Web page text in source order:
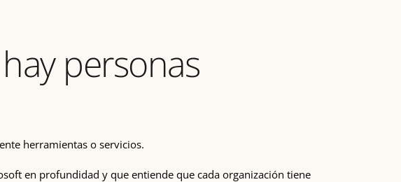
personas
herramientas o servicios.
en profundidad y que entiende que cada organización tiene